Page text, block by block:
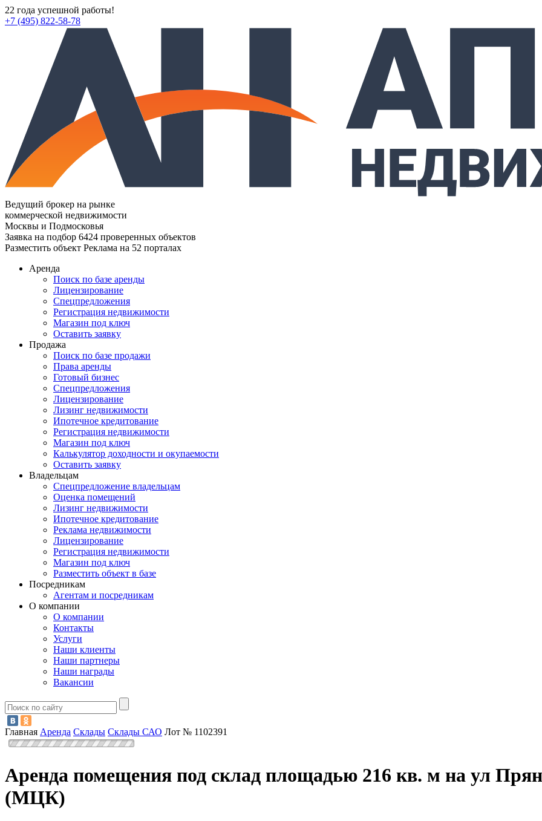
22 года успешной работы!
+7 (495) 822-58-78
Ведущий брокер на рынке
коммерческой недвижимости
Москвы и Подмосковья
Заявка на подбор 6424 проверенных объектов
Разместить объект Реклама на 52 порталах
Аренда
Поиск по базе аренды
Лицензирование
Спецпредложения
Регистрация недвижимости
Магазин под ключ
Оставить заявку
Продажа
Поиск по базе продажи
Права аренды
Готовый бизнес
Спецпредложения
Лицензирование
Лизинг недвижимости
Ипотечное кредитование
Регистрация недвижимости
Магазин под ключ
Калькулятор доходности и окупаемости
Оставить заявку
Владельцам
Спецпредложение владельцам
Оценка помещений
Лизинг недвижимости
Ипотечное кредитование
Реклама недвижимости
Лицензирование
Регистрация недвижимости
Магазин под ключ
Разместить объект в базе
Посредникам
Агентам и посредникам
О компании
О компании
Контакты
Услуги
Наши клиенты
Наши партнеры
Наши награды
Вакансии
Главная Аренда Склады Склады САО Лот № 1102391
Аренда помещения под склад площадью 216 кв. м на ул
(МЦК)